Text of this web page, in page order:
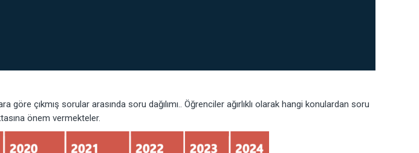
çıkmış sorular arasında soru dağılımı.. Öğrenciler ağırlıklı olarak hangi konulardan soru
önem vermekteler.